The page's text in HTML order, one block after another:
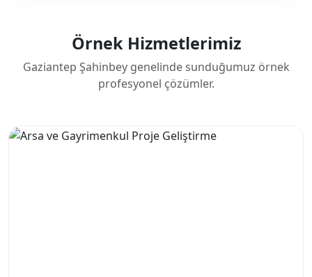
Örnek Hizmetlerimiz
Gaziantep Şahinbey genelinde sunduğumuz örnek
profesyonel çözümler.